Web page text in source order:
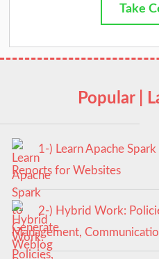
Take
Popular |
1-) Learn Apache
Reports for Websites
2-) Hybrid Work:
Management,